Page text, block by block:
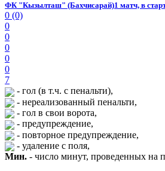
ФК "Кызылташ" (Бахчисарай)1 матч, в
0 (0)
0
0
0
0
0
7
- гол (в т.ч. с пенальти),
- нереализованный пенальти,
- гол в свои ворота,
- предупреждение,
- повторное предупреждение,
- удаление с поля,
Мин. - число минут, проведенных на